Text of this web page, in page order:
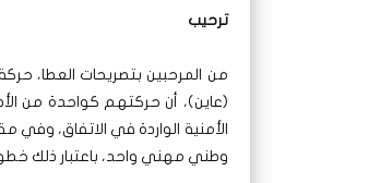
ترحيب
من المرحبين بتصريحات العطا،
(عاين)، أن حركتهم كواحدة من
الأمنية الواردة في الاتفاق،
وطني مهني واحد، باعتبار ذلك